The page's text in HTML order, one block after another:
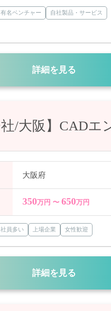
有名ベンチャー
自社製品・サービス
詳細を見る
社/大阪】CADエ
大阪府
350万円 〜 650万円
員多い 上場企業 女性歓迎
詳細を見る